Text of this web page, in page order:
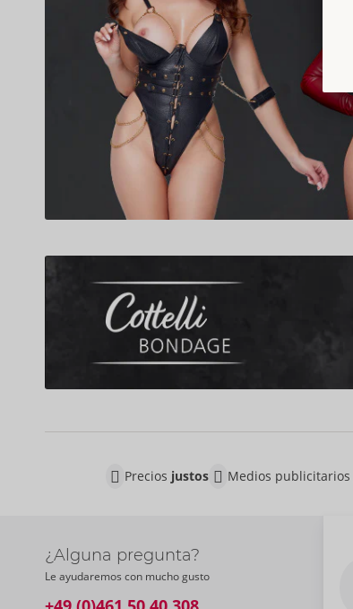
Precios justos Medios publicitarios
¿Alguna pregunta?
Le ayudaremos con mucho gusto